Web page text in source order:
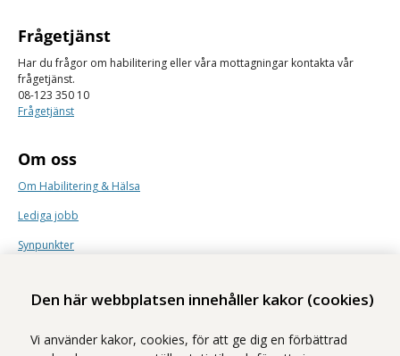
Den här webbplatsen innehåller kakor (cookies)
Vi använder kakor, cookies, för att ge dig en förbättrad
Frågetjänst
Har du frågor om habilitering eller våra mottagningar kontakta vår
frågetjänst.
08-123 350 10
Frågetjänst
Om oss
Om Habilitering & Hälsa
Lediga jobb
Synpunkter